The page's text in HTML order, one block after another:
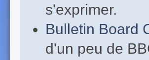
s'exprimer.
Bulletin Board
d'un peu de